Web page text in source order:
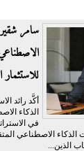
سامر
للاستثمار
أكَّد رائد
الذكاء
في
الذكاء الاصطناعي
الذين...